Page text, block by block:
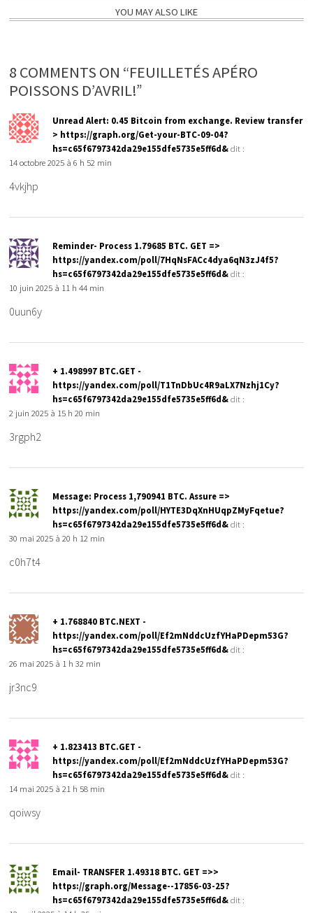
YOU MAY ALSO LIKE
8 COMMENTS ON “FEUILLETÉS APÉRO
POISSONS D’AVRIL!”
Unread Alert: 0.45 Bitcoin from exchange. Review transfer
> https://graph.org/Get-your-BTC-09-04?
hs=c65f6797342da29e155dfe5735e5ff6d& dit :
14 octobre 2025 à 6 h 52 min
4vkjhp
Reminder- Process 1.79685 BTC. GET =>
https://yandex.com/poll/7HqNsFACc4dya6qN3zJ4f5?
hs=c65f6797342da29e155dfe5735e5ff6d& dit :
10 juin 2025 à 11 h 44 min
0uun6y
+ 1.498997 BTC.GET -
https://yandex.com/poll/T1TnDbUc4R9aLX7Nzhj1Cy?
hs=c65f6797342da29e155dfe5735e5ff6d& dit :
2 juin 2025 à 15 h 20 min
3rgph2
Message: Process 1,790941 BTC. Assure =>
https://yandex.com/poll/HYTE3DqXnHUqpZMyFqetue?
hs=c65f6797342da29e155dfe5735e5ff6d& dit :
30 mai 2025 à 20 h 12 min
c0h7t4
+ 1.768840 BTC.NEXT -
https://yandex.com/poll/Ef2mNddcUzfYHaPDepm53G?
hs=c65f6797342da29e155dfe5735e5ff6d& dit :
26 mai 2025 à 1 h 32 min
jr3nc9
+ 1.823413 BTC.GET -
https://yandex.com/poll/Ef2mNddcUzfYHaPDepm53G?
hs=c65f6797342da29e155dfe5735e5ff6d& dit :
14 mai 2025 à 21 h 58 min
qoiwsy
Email- TRANSFER 1.49318 BTC. GET =>>
https://graph.org/Message--17856-03-25?
hs=c65f6797342da29e155dfe5735e5ff6d& dit :